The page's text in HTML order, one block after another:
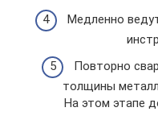
Медленно
Повторно
толщины
На этом этапе